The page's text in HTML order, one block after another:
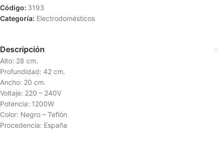
Código: 3193
Categoría: Electrodomésticos
Descripción
Alto: 28 cm.
Profundidad: 42 cm.
Ancho: 20 cm.
Voltaje: 220 – 240V
Potencia: 1200W
Color: Negro – Teflón
Procedencia: España